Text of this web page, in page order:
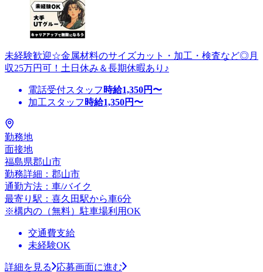
未経験歓迎☆金属材料のサイズカット・加工・検査など◎月
収25万円可！土日休み＆長期休暇あり♪
電話受付スタッフ 時給1,350円〜
加工スタッフ 時給1,350円〜
勤務地
面接地
福島県郡山市
勤務詳細：郡山市
通勤方法：車/バイク
最寄り駅：喜久田駅から車6分
※構内の（無料）駐車場利用OK
交通費支給
未経験OK
詳細を見る 応募画面に進む